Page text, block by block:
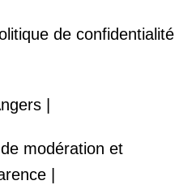
de confidentialité
|
modération et
|